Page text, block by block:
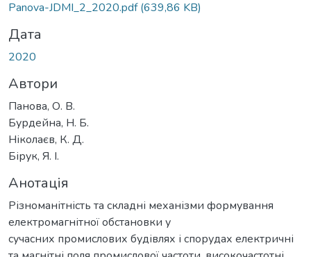
Panova-JDMI_2_2020.pdf(639,86 KB)
Дата
2020
Автори
Панова, О. В.
Бурдейна, Н. Б.
Ніколаєв, К. Д.
Бірук, Я. І.
Анотація
Різноманітність та складні механізми формування
електромагнітної обстановки у
сучасних промислових будівлях і спорудах електричні